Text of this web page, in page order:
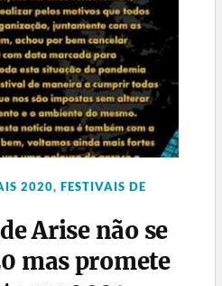
2020, FESTIVAIS DE
Arise não se
mas promete